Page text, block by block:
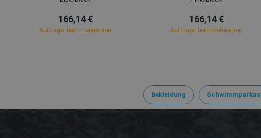
166,14 €
Auf Lager beim Lieferanten
166,14 €
Auf Lager beim Lieferanten
Bekleidung Schwimmparkas